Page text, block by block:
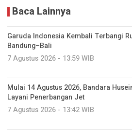
Baca Lainnya
Garuda Indonesia Kembali Terbangi
Bandung–Bali
7 Agustus 2026 - 13:59 WIB
Mulai 14 Agustus 2026, Bandara
Layani Penerbangan Jet
7 Agustus 2026 - 13:42 WIB